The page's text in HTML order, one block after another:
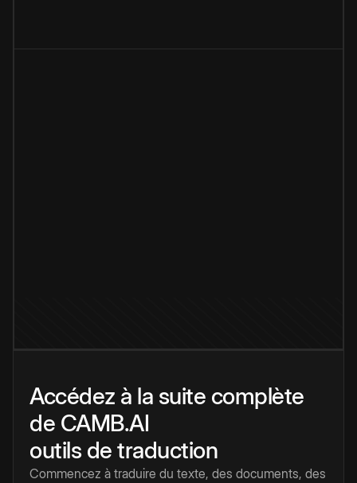
Accédez à la suite complète
de CAMB.AI
outils de traduction
Commencez à traduire du texte, des documents, des